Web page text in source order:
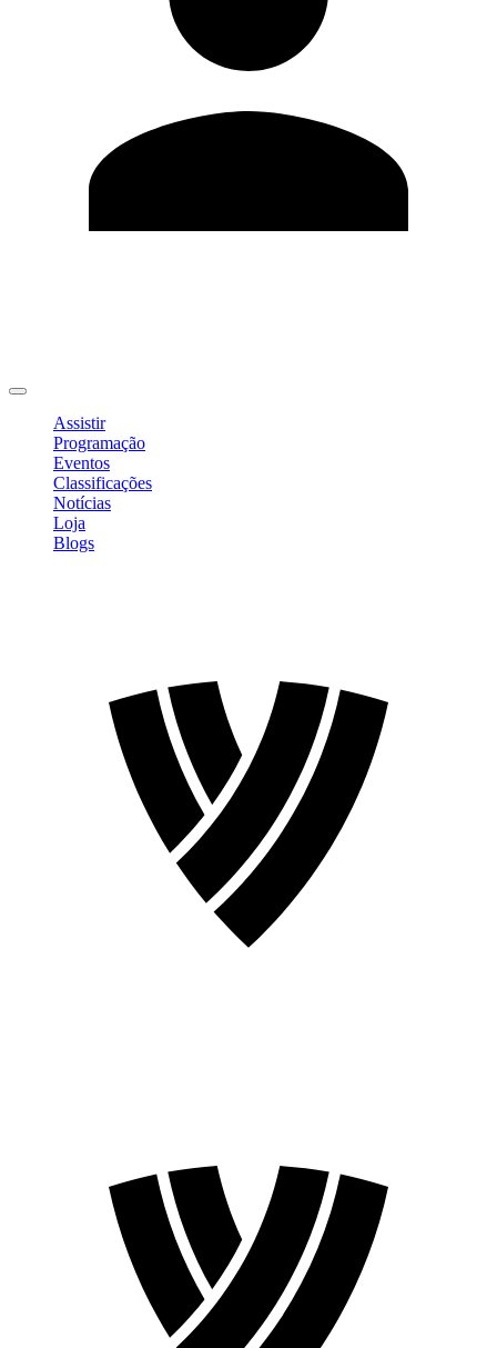
Assistir
Programação
Eventos
Classificações
Notícias
Loja
Blogs